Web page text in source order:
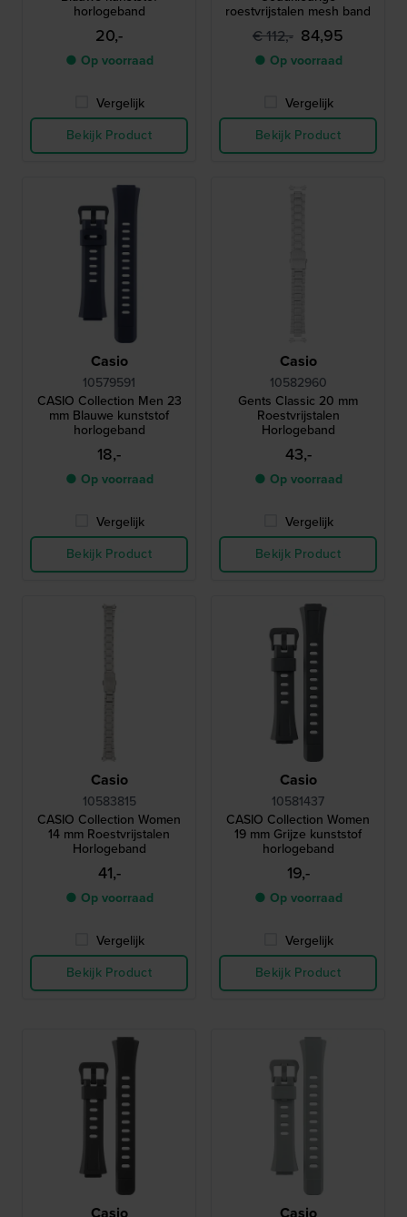
horlogeband
20,-
● Op voorraad
Vergelijk
Bekijk Product
roestvrijstalen mesh band
€ 112,- 84,95
● Op voorraad
Vergelijk
Bekijk Product
Casio
10579591
CASIO Collection Men 23
mm Blauwe kunststof
horlogeband
18,-
● Op voorraad
Vergelijk
Bekijk Product
Casio
10582960
Gents Classic 20 mm
Roestvrijstalen
Horlogeband
43,-
● Op voorraad
Vergelijk
Bekijk Product
Casio
10583815
CASIO Collection Women
14 mm Roestvrijstalen
Horlogeband
41,-
● Op voorraad
Vergelijk
Bekijk Product
Casio
10581437
CASIO Collection Women
19 mm Grijze kunststof
horlogeband
19,-
● Op voorraad
Vergelijk
Bekijk Product